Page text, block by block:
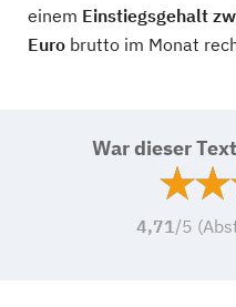
einem Einstiegsgehalt
Euro brutto im Monat
War dieser
4,71/5